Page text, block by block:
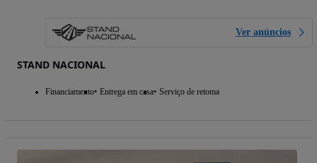
Ver anúncios
STAND NACIONAL
Financiamento Entrega em casa Serviço de retoma